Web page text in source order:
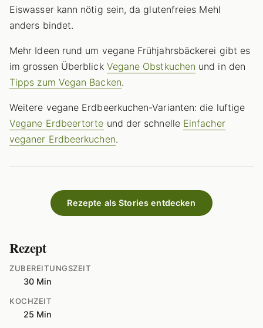
Eiswasser kann nötig sein, da glutenfreies Mehl
anders bindet.
Mehr Ideen rund um vegane Frühjahrsbäckerei gibt es
im grossen Überblick Vegane Obstkuchen und in den
Tipps zum Vegan Backen.
Weitere vegane Erdbeerkuchen-Varianten: die luftige
Vegane Erdbeertorte und der schnelle Einfacher
veganer Erdbeerkuchen.
Rezepte als Stories entdecken
Rezept
ZUBEREITUNGSZEIT
30 Min
KOCHZEIT
25 Min